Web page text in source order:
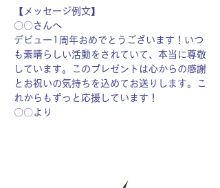
【メッセージ例文】
〇〇さんへ
デビュー1周年おめでとうございます！いつ
も素晴らしい活動をされていて、本当に尊敬
しています。このプレゼントは心からの感謝
とお祝いの気持ちを込めてお送りします。こ
れからもずっと応援しています！
〇〇より